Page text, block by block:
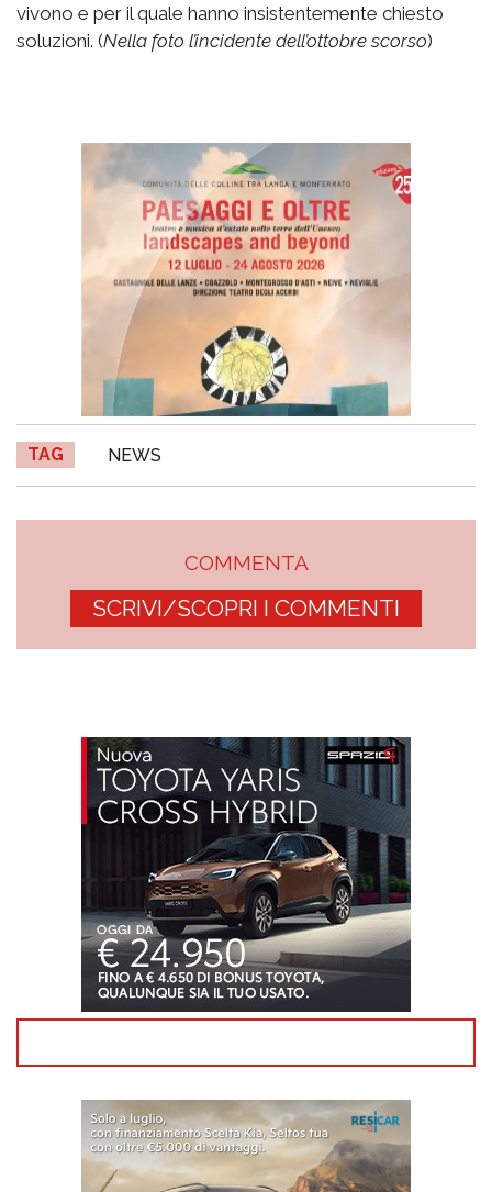
vivono e per il quale hanno insistentemente chiesto
soluzioni. (Nella foto l’incidente dell’ottobre scorso)
TAG NEWS
COMMENTA
SCRIVI/SCOPRI I COMMENTI